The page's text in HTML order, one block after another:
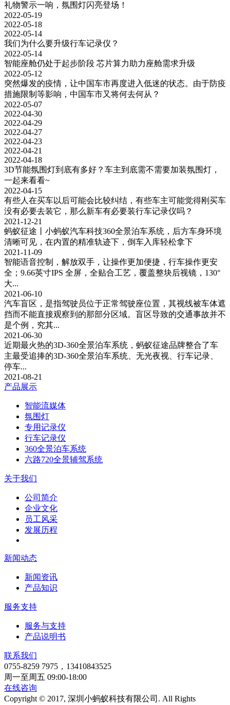
礼物警示一响，氛围灯闪亮登场！
2022-05-19
2022-05-18
2022-05-14
我们为什么要升级行车记录仪？
2022-05-14
智能座舱仍处于起步阶段 芯片算力助力座舱需求升级
2022-05-12
突然爆发的疫情，让中国车市再度进入低迷的状态。由于防疫
措施限制等影响，中国车市又将何去何从？
2022-05-07
2022-04-30
2022-04-29
2022-04-27
2022-04-23
2022-04-21
2022-04-18
3D节能氛围灯到底有多好？车主到底需不需要加装氛围灯，
一起来看看~
2022-04-15
有些人在买车以后可能会比较纠结，有些车主可能觉得刚买车
没有必要去装它，那么新车有必要装行车记录仪吗？
2021-12-21
蚂蚁征途丨小蚂蚁汽车科技360全景泊车系统，后方车身环境
清晰可见，在内置的精准轨迹下，倒车入库轻松拿下
2021-11-09
智能语音控制，解放双手，让操作更加便捷，行车操作更安
全；9.66英寸IPS 全屏，全贴合工艺，覆盖整块后视镜，130°
大...
2021-06-10
汽车盲区，是指驾驶员位于正常驾驶座位置，其视线被车体遮
挡而不能直接观察到的那部分区域。盲区导致的交通事故并不
是个例，究其...
2021-06-30
近期最火热的3D-360全景泊车系统，蚂蚁征途品牌整合了车
主最受追捧的3D-360全景泊车系统、无光夜视、行车记录、
停车...
2021-08-21
产品展示
智能流媒体
氛围灯
专用记录仪
行车记录仪
360全景泊车系统
六路720全景辅驾系统
关于我们
公司简介
企业文化
员工风采
发展历程
新闻动态
新闻资讯
产品知识
服务支持
服务与支持
产品说明书
联系我们
0755-8259 7975，13410843525
周一至周五 09:00-18:00
在线咨询
Copyright © 2017, 深圳小蚂蚁科技有限公司. All Rights